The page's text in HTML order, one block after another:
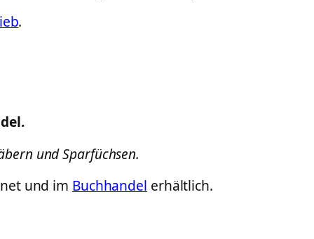
.
und Sparfüchsen.
und im Buchhandel erhältlich.